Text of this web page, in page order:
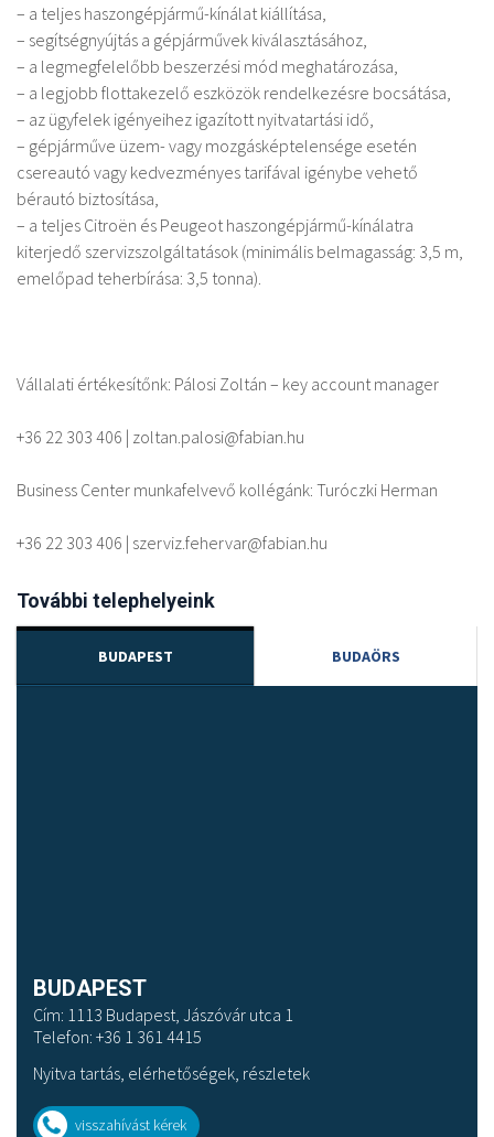
– a teljes haszongépjármű-kínálat kiállítása,
– segítségnyújtás a gépjárművek kiválasztásához,
– a legmegfelelőbb beszerzési mód meghatározása,
– a legjobb flottakezelő eszközök rendelkezésre bocsátása,
– az ügyfelek igényeihez igazított nyitvatartási idő,
– gépjárműve üzem- vagy mozgásképtelensége esetén
csereautó vagy kedvezményes tarifával igénybe vehető
bérautó biztosítása,
– a teljes Citroën és Peugeot haszongépjármű-kínálatra
kiterjedő szervizszolgáltatások (minimális belmagasság: 3,5 m,
emelőpad teherbírása: 3,5 tonna).
Vállalati értékesítőnk: Pálosi Zoltán – key account manager
+36 22 303 406 | zoltan.palosi@fabian.hu
Business Center munkafelvevő kollégánk: Turóczki Herman
+36 22 303 406 | szerviz.fehervar@fabian.hu
További telephelyeink
BUDAPEST BUDAÖRS
visszahívást kérek
BUDAPEST
Cím: 1113 Budapest, Jászóvár utca 1
Telefon: +36 1 361 4415
Nyitva tartás, elérhetőségek, részletek